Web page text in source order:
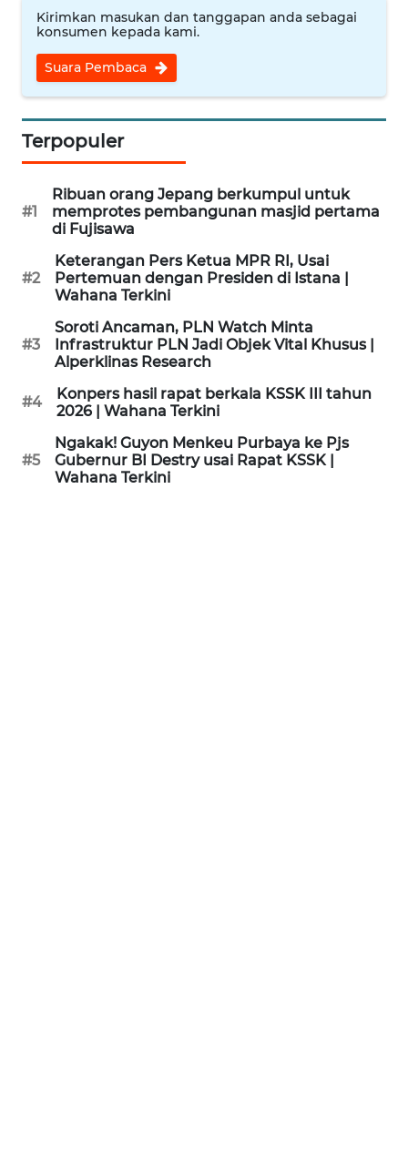
Kirimkan masukan dan tanggapan anda sebagai
konsumen kepada kami.
Suara Pembaca
Terpopuler
#1
Ribuan orang Jepang berkumpul untuk
memprotes pembangunan masjid pertama
di Fujisawa
#2
Keterangan Pers Ketua MPR RI, Usai
Pertemuan dengan Presiden di Istana |
Wahana Terkini
#3
Soroti Ancaman, PLN Watch Minta
Infrastruktur PLN Jadi Objek Vital Khusus |
Alperklinas Research
#4
Konpers hasil rapat berkala KSSK III tahun
2026 | Wahana Terkini
#5
Ngakak! Guyon Menkeu Purbaya ke Pjs
Gubernur BI Destry usai Rapat KSSK |
Wahana Terkini
RIAU
WN
SERAMBI
WN
JAMBI
WN
SULTRA
WN
NTB
WN
SULTENG
WN
SULBAR